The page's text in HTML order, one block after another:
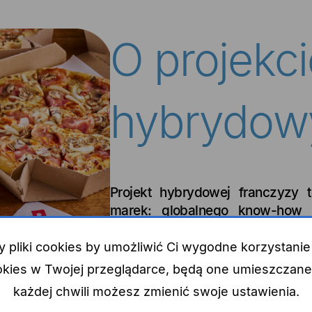
O
Projekt hybrydowej franczyzy
marek: globalnego know-
tożsamości Pizzerii 105.
w Polsce, oferując elastyczny
i wyjątkowe doświadczenie
Szkolenia i
pliki cookies by umożliwić Ci wygodne
w Twojej przeglądarce, będą one
każdej chwili możesz zmienić swoje ustawienia.